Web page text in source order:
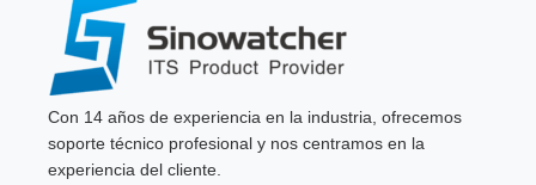
Con 14 años de experiencia en la industria, ofrecemos
soporte técnico profesional y nos centramos en la
experiencia del cliente.